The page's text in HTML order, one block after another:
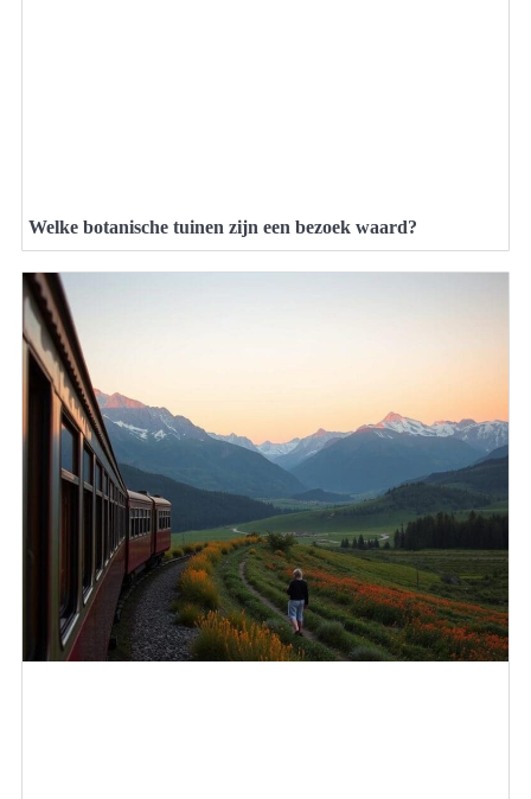
Welke botanische tuinen zijn een bezoek waard?